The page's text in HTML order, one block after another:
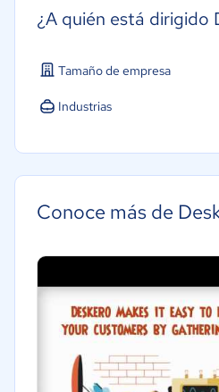
¿A quién está dirigido
Tamaño de empresa
Industrias
Conoce más de